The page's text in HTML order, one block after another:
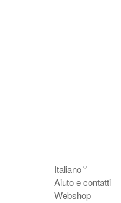
Italiano
Aiuto e contatti
Webshop